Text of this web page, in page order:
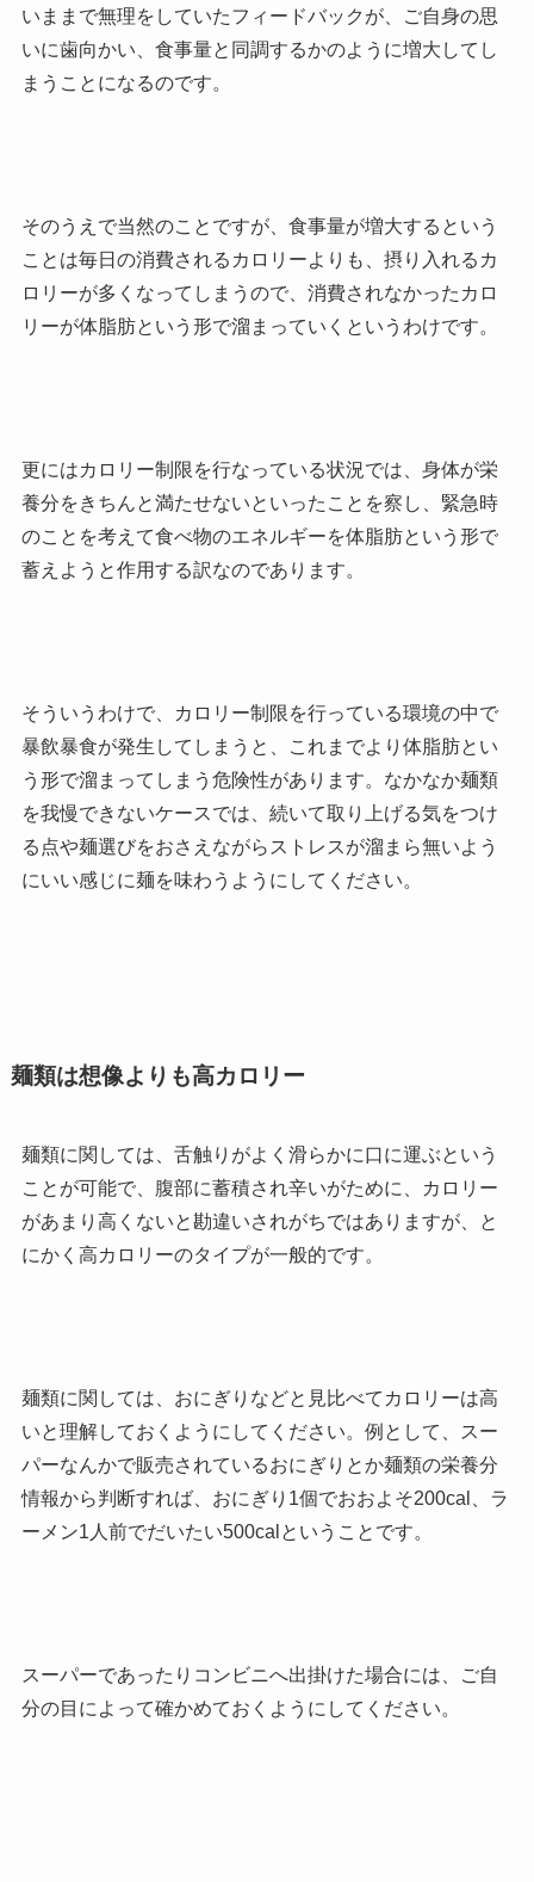
いままで無理をしていたフィードバックが、ご自身の思
いに歯向かい、食事量と同調するかのように増大してし
まうことになるのです。
そのうえで当然のことですが、食事量が増大するという
ことは毎日の消費されるカロリーよりも、摂り入れるカ
ロリーが多くなってしまうので、消費されなかったカロ
リーが体脂肪という形で溜まっていくというわけです。
更にはカロリー制限を行なっている状況では、身体が栄
養分をきちんと満たせないといったことを察し、緊急時
のことを考えて食べ物のエネルギーを体脂肪という形で
蓄えようと作用する訳なのであります。
そういうわけで、カロリー制限を行っている環境の中で
暴飲暴食が発生してしまうと、これまでより体脂肪とい
う形で溜まってしまう危険性があります。なかなか麺類
を我慢できないケースでは、続いて取り上げる気をつけ
る点や麺選びをおさえながらストレスが溜まら無いよう
にいい感じに麺を味わうようにしてください。
麺類は想像よりも高カロリー
麺類に関しては、舌触りがよく滑らかに口に運ぶという
ことが可能で、腹部に蓄積され辛いがために、カロリー
があまり高くないと勘違いされがちではありますが、と
にかく高カロリーのタイプが一般的です。
麺類に関しては、おにぎりなどと見比べてカロリーは高
いと理解しておくようにしてください。例として、スー
パーなんかで販売されているおにぎりとか麺類の栄養分
情報から判断すれば、おにぎり1個でおおよそ200cal、ラ
ーメン1人前でだいたい500calということです。
スーパーであったりコンビニへ出掛けた場合には、ご自
分の目によって確かめておくようにしてください。